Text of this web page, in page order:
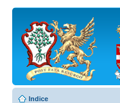
Indice